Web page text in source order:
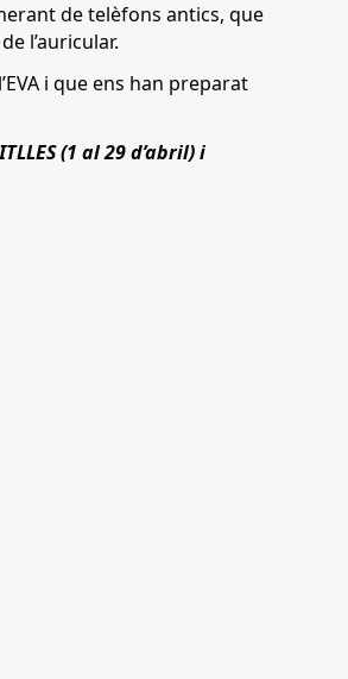
de telèfons antics, que
l’auricular.
i que ens han preparat
(1 al 29 d’abril) i